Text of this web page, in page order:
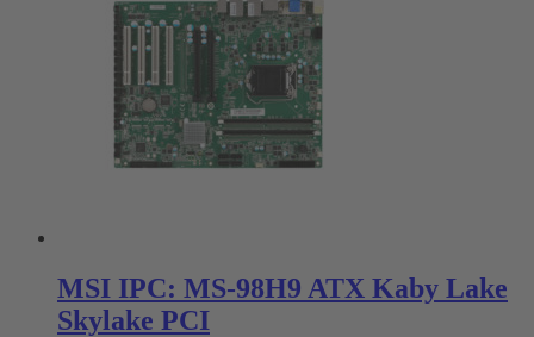
MSI IPC: MS-98H9 ATX Kaby Lake
Skylake PCI